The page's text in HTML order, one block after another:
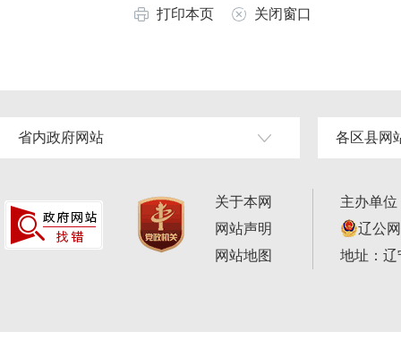
打印本页 关闭窗口
省内政府网站 各区县网
关于本网
网站声明
网站地图
主办单
辽公
地址：辽